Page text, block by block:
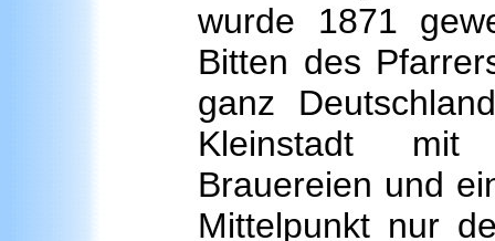
wurde 1871
Bitten des
ganz
Kleinstadt mit
Brauereien und
Mittelpunkt nur